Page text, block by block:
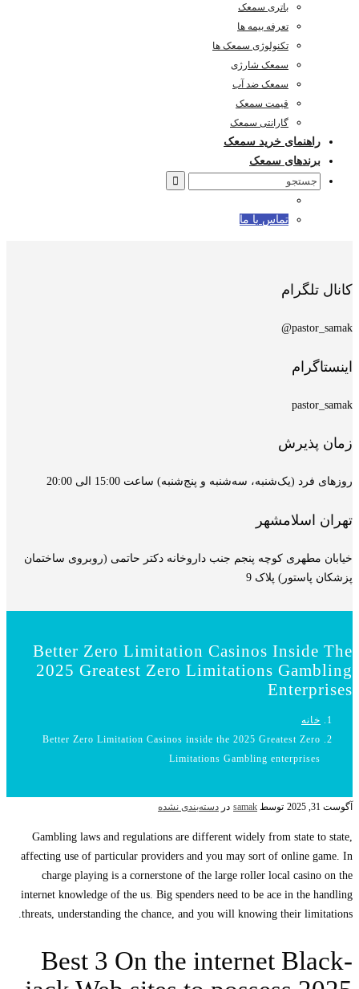
باتری سمعک
تعرفه بیمه ها
تکنولوژی سمعک ها
سمعک شارژی
سمعک ضد آب
قیمت سمعک
گارانتی سمعک
راهنمای خرید سمعک
برندهای سمعک
Search
تماس با ما
کانال تلگرام
pastor_samak@
اینستاگرام
pastor_samak
زمان پذیرش
روزهای فرد (یک‌شنبه، سه‌شنبه و پنج‌شنبه) ساعت 15:00 الی 20:00
تهران اسلامشهر
خیابان مطهری کوچه پنجم جنب داروخانه دکتر حاتمی (روبروی ساختمان
پزشکان پاستور) پلاک 9
Better Zero Limitation Casinos Inside The
2025 Greatest Zero Limitations Gambling
Enterprises
خانه
Better Zero Limitation Casinos inside the 2025 Greatest Zero
Limitations Gambling enterprises
آگوست 31, 2025 توسط samak در دسته‌بندی نشده
Gambling laws and regulations are different widely from state to state,
affecting use of particular providers and you may sort of online game. In
charge playing is a cornerstone of the large roller local casino on the
internet knowledge of the us. Big spenders need to be ace in the handling
threats, understanding the chance, and you will knowing their limitations.
Best 3 On the internet Black-